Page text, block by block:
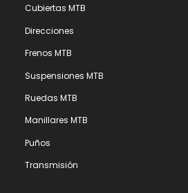
Cubiertas MTB
Direcciones
Frenos MTB
Suspensiones MTB
Ruedas MTB
Manillares MTB
Puños
Transmisión